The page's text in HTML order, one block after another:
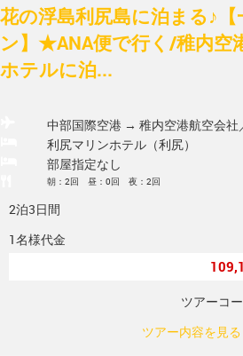
花の浮島利尻島に泊まる♪
ン】★ANA便で行く/稚内空
ホテルに泊...
中部国際空港 → 稚内空港航空会社
利尻マリンホテル（利尻）
部屋指定なし
朝：2回 昼：0回 夜：2回
2泊3日間
1名様代金
ツアーコ
ツアー内容を見る